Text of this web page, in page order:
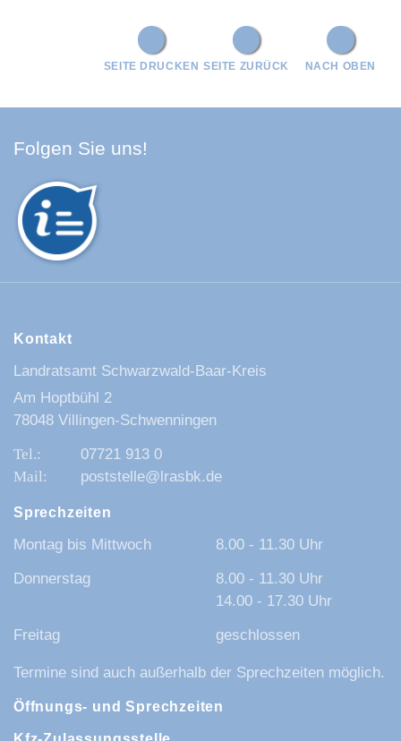
NACH OBEN
SEITE ZURÜCK
SEITE DRUCKEN
Folgen Sie uns!
Kontakt
Landratsamt Schwarzwald-Baar-Kreis
Am Hoptbühl 2
78048 Villingen-Schwenningen
07721 913 0
poststelle@lrasbk.de
Sprechzeiten
Montag bis Mittwoch
8.00 - 11.30 Uhr
Donnerstag
8.00 - 11.30 Uhr
14.00 - 17.30 Uhr
Freitag
geschlossen
Termine sind auch außerhalb der Sprechzeiten möglich.
Öffnungs- und Sprechzeiten